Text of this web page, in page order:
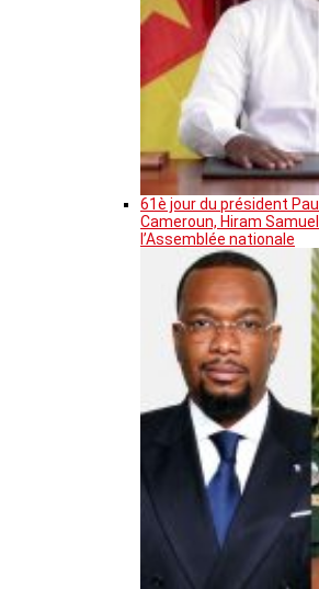
61è jour du président
Cameroun, Hiram
l’Assemblée nationale